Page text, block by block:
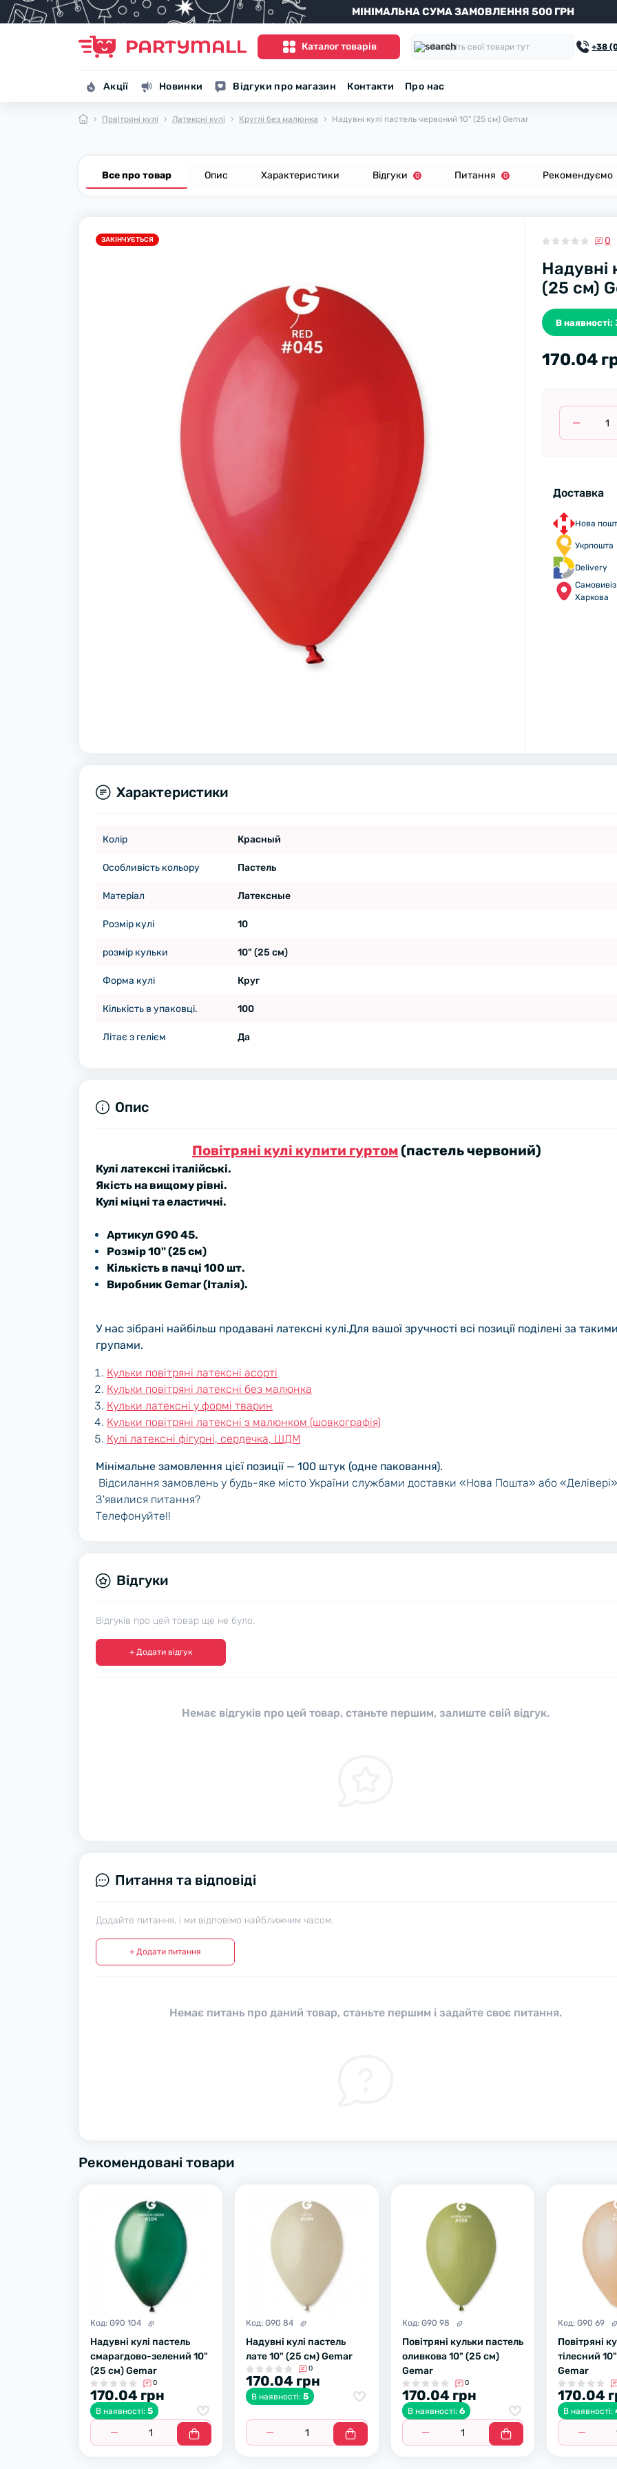
МІНІМАЛЬНА СУМА ЗАМОВЛЕННЯ 500 ГРН
Каталог товарів +38
Акції Новинки Відгуки про магазин Контакти Про нас
Повітряні кулі Латексні кулі Круглі без малюнка Надувні кулі пастель червоний 10" (25 см) Gemar
Все про товар Опис Характеристики Відгуки 0 Питання 0 Рекомендуємо
ЗАКІНЧУЄТЬСЯ 0
Надувні
(25 см)
В наявності:
170.04
Доставка
Нова
Укрпошта
Delivery
Самовивіз
Харкова
Характеристики
Колір Красный
Особливість кольору Пастель
Матеріал Латексные
Розмір кулі 10
розмір кульки 10" (25 см)
Форма кулі Круг
Кількість в упаковці. 100
Літає з гелієм Да
Опис
Повітряні кулі купити гуртом(пастель червоний)
Кулі латексні італійські.
Якість на вищому рівні.
Кулі міцні та еластичні.
Артикул G90 45.
Розмір 10" (25 см)
Кількість в пачці 100 шт.
Виробник Gemar (Італія).
У нас зібрані найбільш продавані латексні кулі.Для вашої зручності всі позиції поділені за
групами.
Кульки повітряні латексні асорті
Кульки повітряні латексні без малюнка
Кульки латексні у формі тварин
Кульки повітряні латексні з малюнком (шовкографія)
Кулі латексні фігурні, сердечка, ШДМ
Мінімальне замовлення цієї позиції — 100 штук (одне паковання).
Відсилання замовлень у будь-яке місто України службами доставки «Нова Пошта» або
З'явилися питання?
Телефонуйте!!
Відгуки
Відгуків про цей товар ще не було.
+ Додати відгук
Немає відгуків про цей товар, станьте першим, залиште свій відгук.
Питання та відповіді
Додайте питання, і ми відповімо найближчим часом.
+ Додати питання
Немає питань про даний товар, станьте першим і задайте своє питання.
Рекомендовані товари
Код: G90 104
Надувні кулі пастель
смарагдово-зелений 10"
(25 см) Gemar
0
170.04 грн
В наявності: 5
Код:G90 84
Надувні кулі пастель
лате 10" (25 см) Gemar
0
170.04 грн
В наявності:5
Код: G90 98
Повітряні кульки пастель
оливкова 10" (25 см)
Gemar
0
170.04 грн
В наявності: 6
Код:G90 69
Повітряні
тілесний
Gemar
170.04
В наявності: